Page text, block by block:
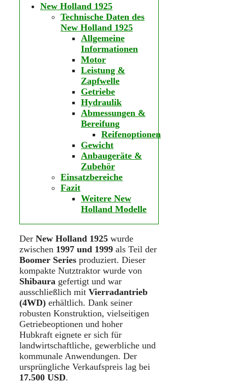
New Holland 1925
Technische Daten des
New Holland 1925
Allgemeine
Informationen
Motor
Leistung &
Zapfwelle
Getriebe
Hydraulik
Abmessungen &
Bereifung
Reifenoptionen
Gewicht
Anbaugeräte &
Zubehör
Einsatzbereiche
Fazit
Weitere New
Holland Modelle
Der New Holland 1925 wurde
zwischen 1997 und 1999 als Teil der
Boomer Series produziert. Dieser
kompakte Nutztraktor wurde von
Shibaura gefertigt und war
ausschließlich mit Vierradantrieb
(4WD) erhältlich. Dank seiner
robusten Konstruktion, vielseitigen
Getriebeoptionen und hoher
Hubkraft eignete er sich für
landwirtschaftliche, gewerbliche und
kommunale Anwendungen. Der
ursprüngliche Verkaufspreis lag bei
17.500 USD.